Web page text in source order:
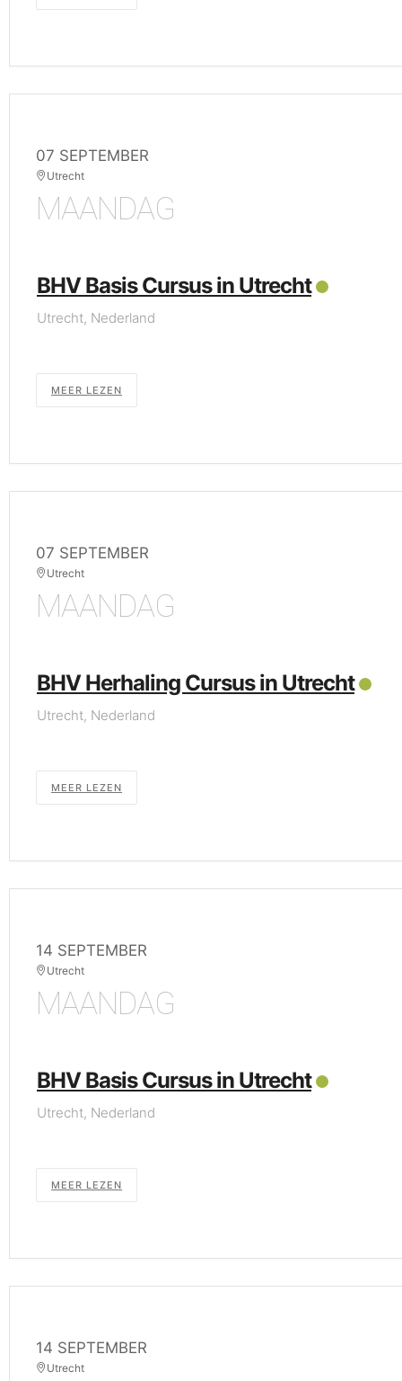
07 SEPTEMBER
Utrecht
MAANDAG
BHV Basis Cursus in Utrecht
Utrecht, Nederland
MEER LEZEN
07 SEPTEMBER
Utrecht
MAANDAG
BHV Herhaling Cursus in Utrecht
Utrecht, Nederland
MEER LEZEN
14 SEPTEMBER
Utrecht
MAANDAG
BHV Basis Cursus in Utrecht
Utrecht, Nederland
MEER LEZEN
14 SEPTEMBER
Utrecht